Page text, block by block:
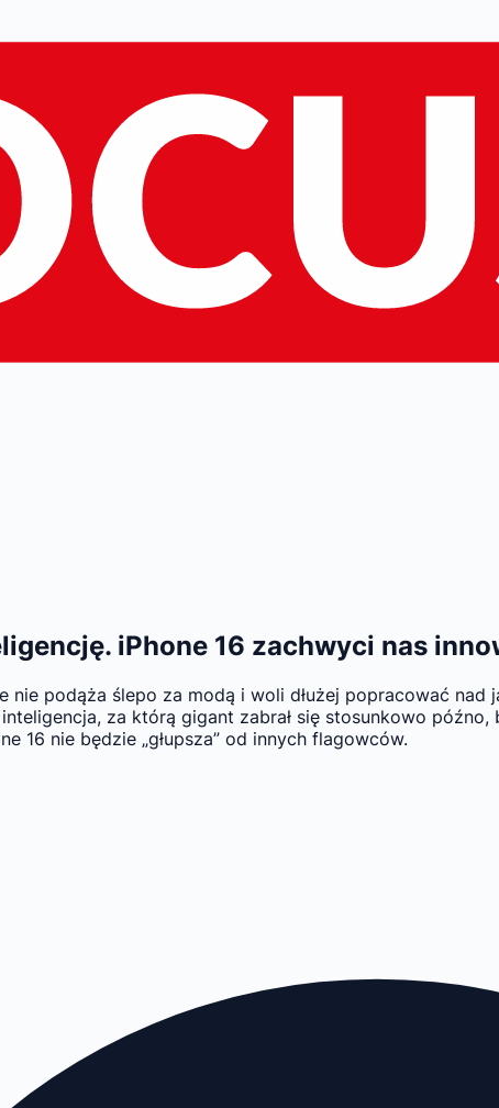
iPhone 16 zachwyci nas
nie podąża ślepo za modą i woli dłużej popracować
za którą gigant zabrał się stosunkowo
16 nie będzie „głupsza” od innych flagowców.